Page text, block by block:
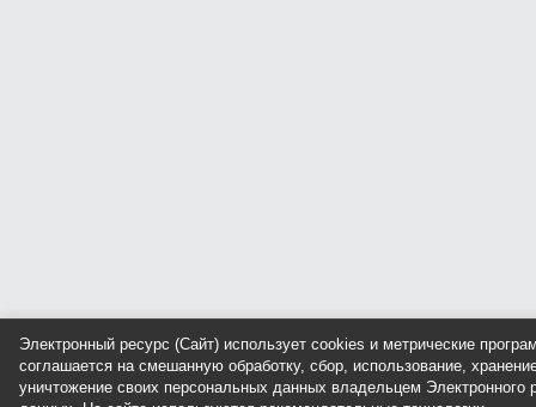
Электронный ресурс (Сайт) использует cookies и метрические
соглашается на смешанную обработку, сбор, использование,
уничтожение своих персональных данных владельцем Электронного